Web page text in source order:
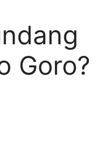
Goro?